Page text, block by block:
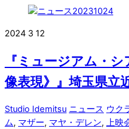
2024 3 12
『ミュージアム・
像表現》』埼玉県立
Studio Idemitsu ニュース ウク
ム, マザー, マヤ・デレン, 上映